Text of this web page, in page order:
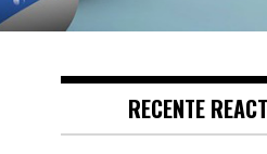
RECENTE